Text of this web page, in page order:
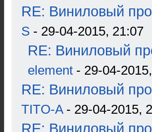
RE: Виниловый
S - 29-04-2015, 21:07
RE: Виниловый
element - 29-04-
RE: Виниловый
TITO-A- 29-04-2015,
RE: Виниловый